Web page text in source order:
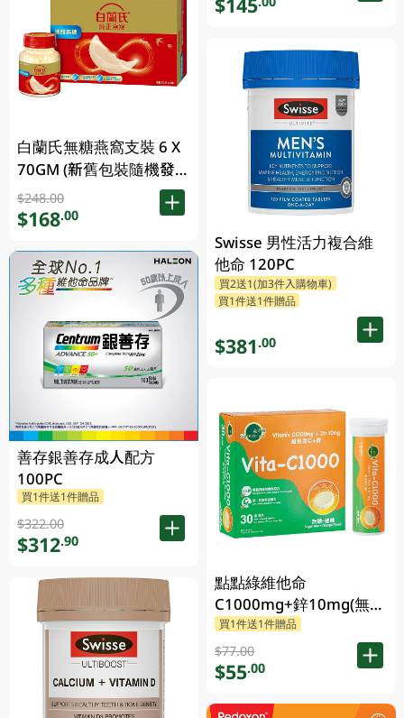
白蘭氏無糖燕窩支裝 6 X
70GM (新舊包裝隨機發
放)
$248.00
$168.00
善存銀善存成人配方
100PC
買1件送1件贈品
$322.00
$312.90
Swisse 男性活力複合維
他命 120PC
買2送1(加3件入購物車)
買1件送1件贈品
$381.00
點點綠維他命
C1000mg+鋅10mg(無糖
橙味)30PC
買1件送1件贈品
$77.00
$55.00